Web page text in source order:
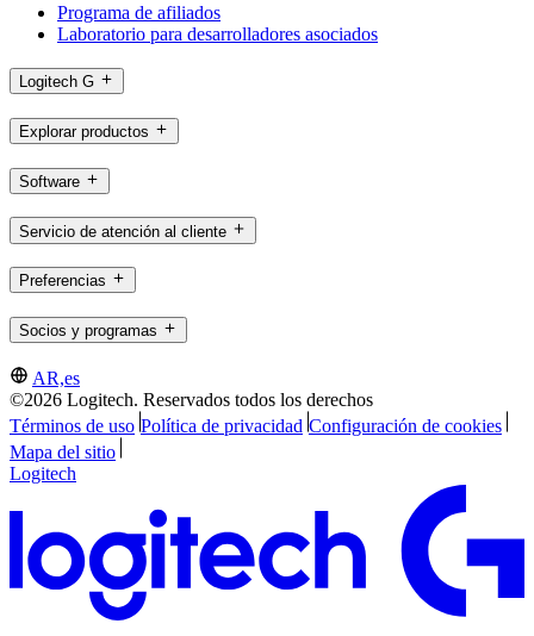
Programa de afiliados
Laboratorio para desarrolladores asociados
Logitech G
Explorar productos
Software
Servicio de atención al cliente
Preferencias
Socios y programas
AR,es
©2026 Logitech. Reservados todos los derechos
Términos de uso Política de privacidad Configuración de cookies
Mapa del sitio
Logitech